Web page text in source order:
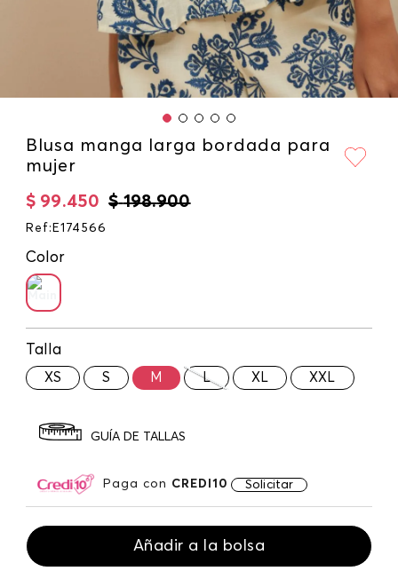
Blusa manga larga bordada para
mujer
$ 198.900
$ 99.450
Ref : E174566
Color
Talla
XS S M L XL XXL
GUÍA DE TALLAS
Paga con CREDI10 Solicitar
Añadir a la bolsa